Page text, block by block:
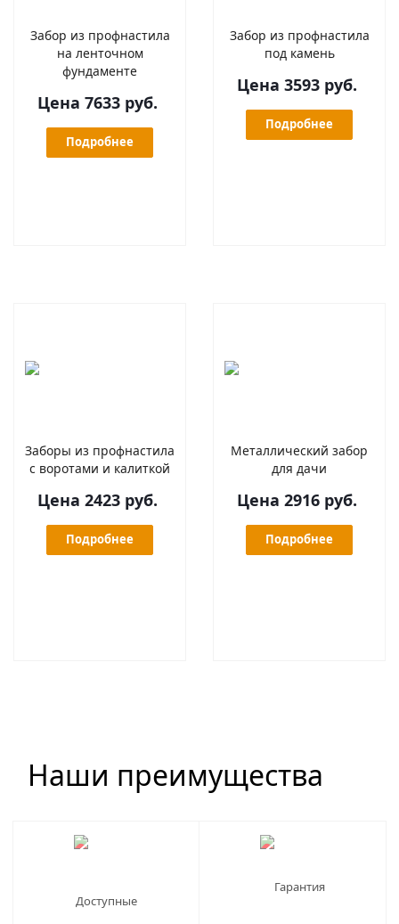
Забор из профнастила
на ленточном
фундаменте
Цена 7633 руб.
Подробнее
Забор из профнастила
под камень
Цена 3593 руб.
Подробнее
Заборы из профнастила
с воротами и калиткой
Цена 2423 руб.
Подробнее
Металлический забор
для дачи
Цена 2916 руб.
Подробнее
Наши преимущества